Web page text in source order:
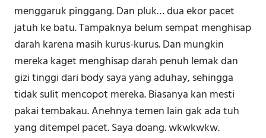
menggaruk pinggang. Dan pluk… dua ekor pacet
jatuh ke batu. Tampaknya belum sempat menghisap
darah karena masih kurus-kurus. Dan mungkin
mereka kaget menghisap darah penuh lemak dan
gizi tinggi dari body saya yang aduhay, sehingga
tidak sulit mencopot mereka. Biasanya kan mesti
pakai tembakau. Anehnya temen lain gak ada tuh
yang ditempel pacet. Saya doang. wkwkwkw.